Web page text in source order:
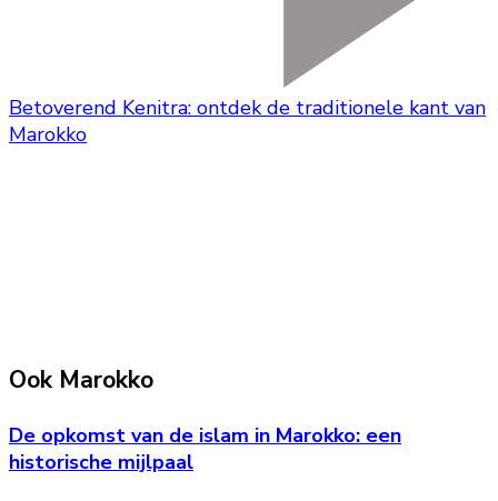
Betoverend Kenitra: ontdek de traditionele kant van
Marokko
Ook Marokko
De opkomst van de islam in Marokko: een
historische mijlpaal